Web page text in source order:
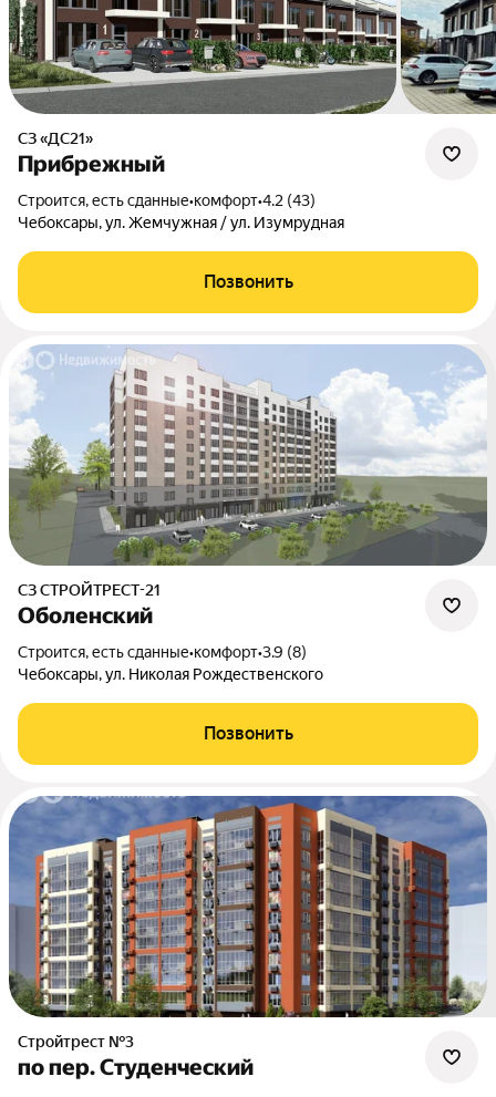
СЗ «ДС21»
Прибрежный
Строится, есть сданные•комфорт•4.2 (43)
Чебоксары, ул. Жемчужная / ул. Изумрудная
Позвонить
СЗ СТРОЙТРЕСТ-21
Оболенский
Строится, есть сданные•комфорт•3.9 (8)
Чебоксары, ул. Николая Рождественского
Позвонить
Стройтрест №3
по пер. Студенческий